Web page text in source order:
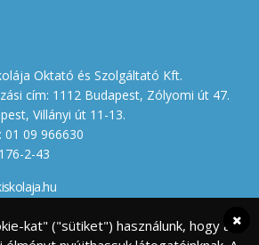
Oktató és Szolgáltató Kft.
cím: 1112 Budapest, Zólyomi út 47.
Villányi út 11-13.
01 09 966630
2-43
kat" ("sütiket") használunk, hogy a